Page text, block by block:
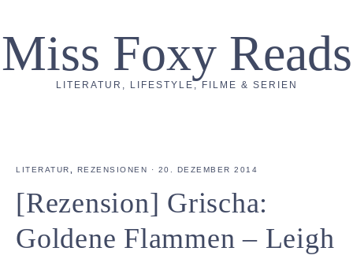
Miss Foxy Reads
LITERATUR, LIFESTYLE, FILME & SERIEN
LITERATUR REZENSIONEN · 20. DEZEMBER 2014
[Rezension] Grischa:
Goldene Flammen – Leigh